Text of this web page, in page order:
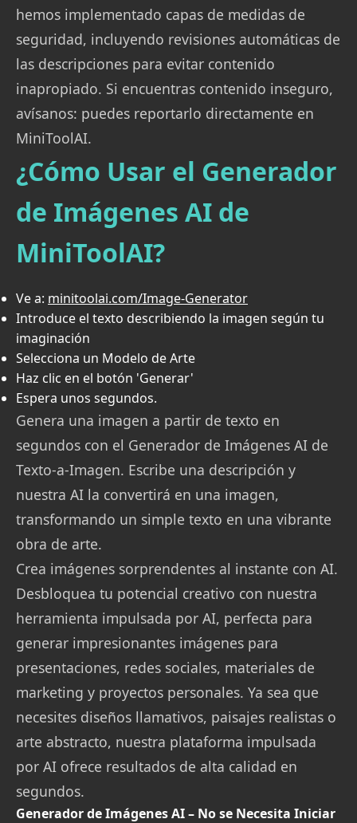
hemos implementado capas de medidas de
seguridad, incluyendo revisiones automáticas de
las descripciones para evitar contenido
inapropiado. Si encuentras contenido inseguro,
avísanos: puedes reportarlo directamente en
MiniToolAI.
¿Cómo Usar el Generador
de Imágenes AI de
MiniToolAI?
Ve a: minitoolai.com/Image-Generator
Introduce el texto describiendo la imagen según tu
imaginación
Selecciona un Modelo de Arte
Haz clic en el botón 'Generar'
Espera unos segundos.
Genera una imagen a partir de texto en
segundos con el Generador de Imágenes AI de
Texto-a-Imagen. Escribe una descripción y
nuestra AI la convertirá en una imagen,
transformando un simple texto en una vibrante
obra de arte.
Crea imágenes sorprendentes al instante con AI.
Desbloquea tu potencial creativo con nuestra
herramienta impulsada por AI, perfecta para
generar impresionantes imágenes para
presentaciones, redes sociales, materiales de
marketing y proyectos personales. Ya sea que
necesites diseños llamativos, paisajes realistas o
arte abstracto, nuestra plataforma impulsada
por AI ofrece resultados de alta calidad en
segundos.
Generador de Imágenes AI – No se Necesita Iniciar